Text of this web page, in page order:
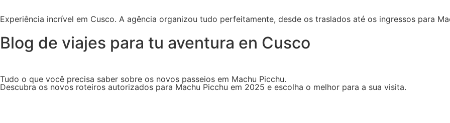
Experiência incrível em Cusco. A agência organizou tudo perfeitamente, desde os traslados até os ingressos para
Blog de viajes para tu aventura en Cusco
Tudo o que você precisa saber sobre os novos passeios em Machu Picchu.
Descubra os novos roteiros autorizados para Machu Picchu em 2025 e escolha o melhor para a sua visita.